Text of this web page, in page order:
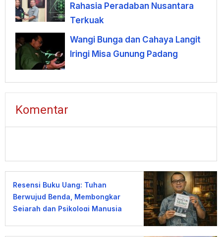
Rahasia Peradaban Nusantara
Terkuak
Wangi Bunga dan Cahaya Langit
Iringi Misa Gunung Padang
Komentar
Resensi Buku Uang: Tuhan
Berwujud Benda, Membongkar
Sejarah dan Psikologi Manusia